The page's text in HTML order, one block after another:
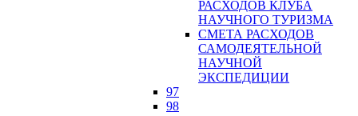
РАСХОДОВ КЛУБА
НАУЧНОГО ТУРИЗМА
СМЕТА РАСХОДОВ
САМОДЕЯТЕЛЬНОЙ
НАУЧНОЙ
ЭКСПЕДИЦИИ
97
98